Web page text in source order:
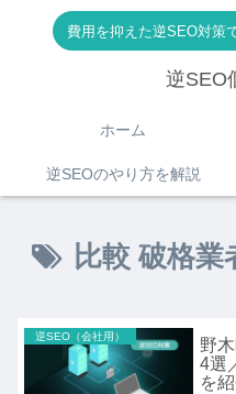
費用を抑えた逆SEO対策
逆SEO
ホーム
逆SEOのやり方を解説
比較 破格業
逆SEO（会社用）
野
4選
を